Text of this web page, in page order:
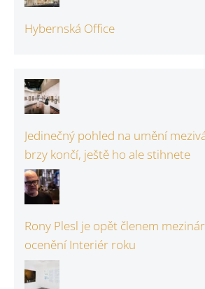
Hybernská Office
Jedinečný pohled na umění
brzy končí, ještě ho ale stihnete
Rony Plesl je opět členem
ocenění Interiér roku